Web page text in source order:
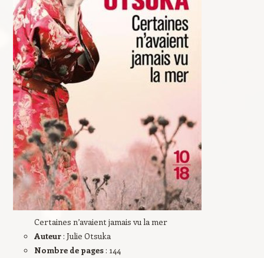
Certaines n’avaient jamais vu la mer
Auteur: Julie Otsuka
Nombre de pages: 144